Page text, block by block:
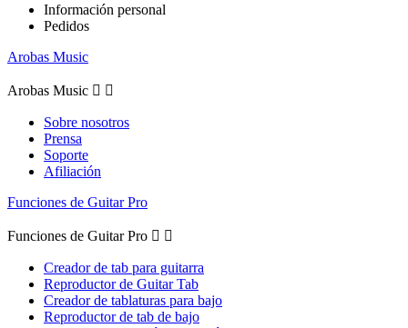
Información personal
Pedidos
Arobas Music
Arobas Music  
Sobre nosotros
Prensa
Soporte
Afiliación
Funciones de Guitar Pro
Funciones de Guitar Pro  
Creador de tab para guitarra
Reproductor de Guitar Tab
Creador de tablaturas para bajo
Reproductor de tab de bajo